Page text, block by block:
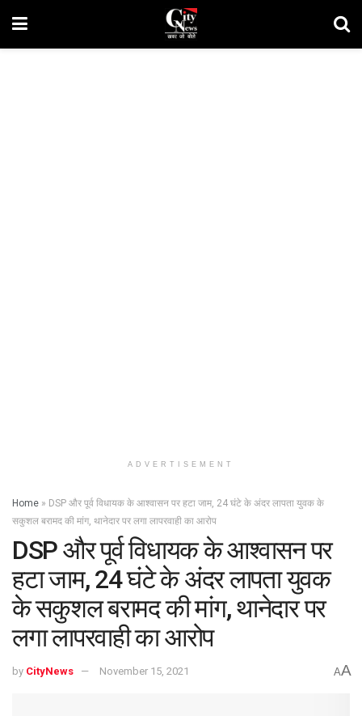
ADVERTISEMENT
Home » DSP और पूर्व विधायक के आश्वासन पर हटा जाम, 24 घंटे के अंदर लापता युवक के
सकुशल बरामद की मांग, थानेदार पर लगा लापरवाही का आरोप
DSP और पूर्व विधायक के आश्वासन पर
हटा जाम, 24 घंटे के अंदर लापता युवक
के सकुशल बरामद की मांग, थानेदार पर
लगा लापरवाही का आरोप
by CityNews November 15, 2021 AA